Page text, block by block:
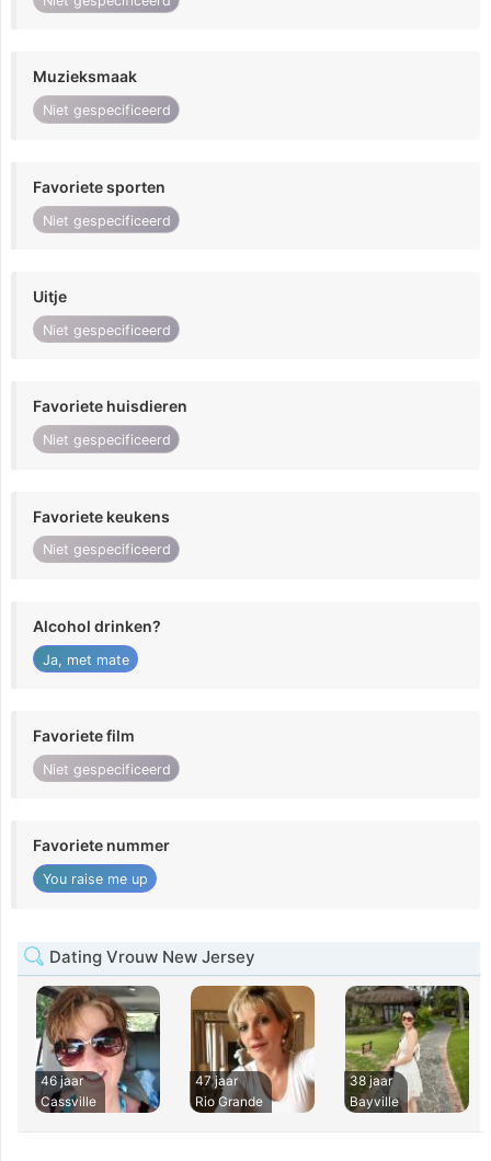
Muzieksmaak
Niet gespecificeerd
Favoriete sporten
Niet gespecificeerd
Uitje
Niet gespecificeerd
Favoriete huisdieren
Niet gespecificeerd
Favoriete keukens
Niet gespecificeerd
Alcohol drinken?
Ja, met mate
Favoriete film
Niet gespecificeerd
Favoriete nummer
You raise me up
Dating Vrouw New Jersey
46 jaar
Cassville
47 jaar
Rio Grande
38 jaar
Bayville